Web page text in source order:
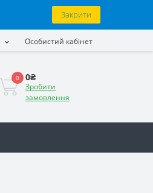
Закрити
Особистий кабінет
0 0₴
Зробити
замовлення